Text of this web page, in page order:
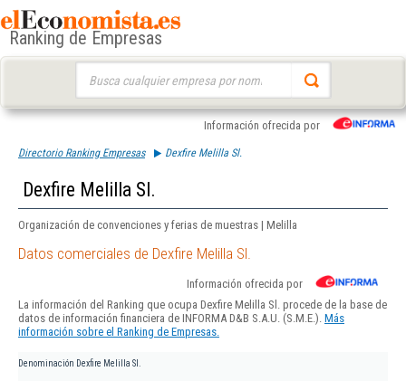
Ranking de Empresas
Información ofrecida por
Directorio Ranking Empresas Dexfire Melilla Sl.
Dexfire Melilla Sl.
Organización de convenciones y ferias de muestras | Melilla
Datos comerciales de Dexfire Melilla Sl.
Información ofrecida por
La información del Ranking que ocupa Dexfire Melilla Sl. procede de la base de
datos de información financiera de INFORMA D&B S.A.U. (S.M.E.). Más
información sobre el Ranking de Empresas.
Denominación Dexfire Melilla Sl.